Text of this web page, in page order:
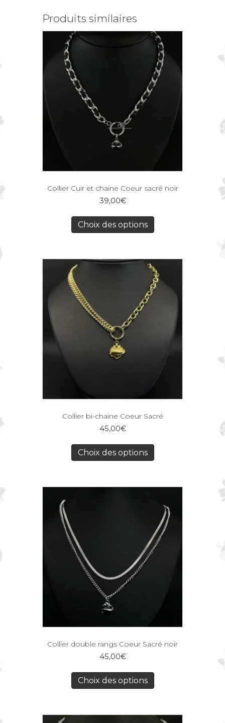
Produits similaires
Collier Cuir et chaine Coeur sacré noir
39,00€
Choix des options
Collier bi-chaine Coeur Sacré
45,00€
Choix des options
Collier double rangs Coeur Sacré noir
45,00€
Choix des options